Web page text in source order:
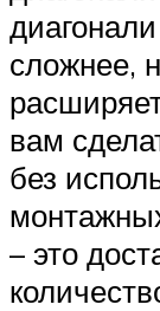
сложнее,
вам
без
– это